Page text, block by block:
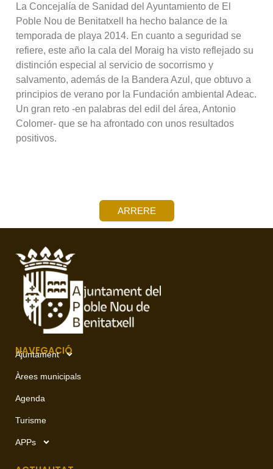
La Concejalía de Sanidad del Ayuntamiento de El
Poble Nou de Benitatxell ha hecho balance de la
temporada de playa 2014. En cuanto a seguridad se
refiere, este año la cala del Moraig ha visto reflejado su
distinción especial al servicio de socorrismo y
salvamento, además de la Bandera Azul, que obtuvo a
principios de verano por la Fundación ambiental Adeac.
Un gran reto -en palabras del edil del área, Antonio
Colomer- que se ha afrontado con unos resultados
positivos.
ARRERE
NAVEGACIÓ
Ajuntament
Àrees municipals
Agenda
Turisme
APPs